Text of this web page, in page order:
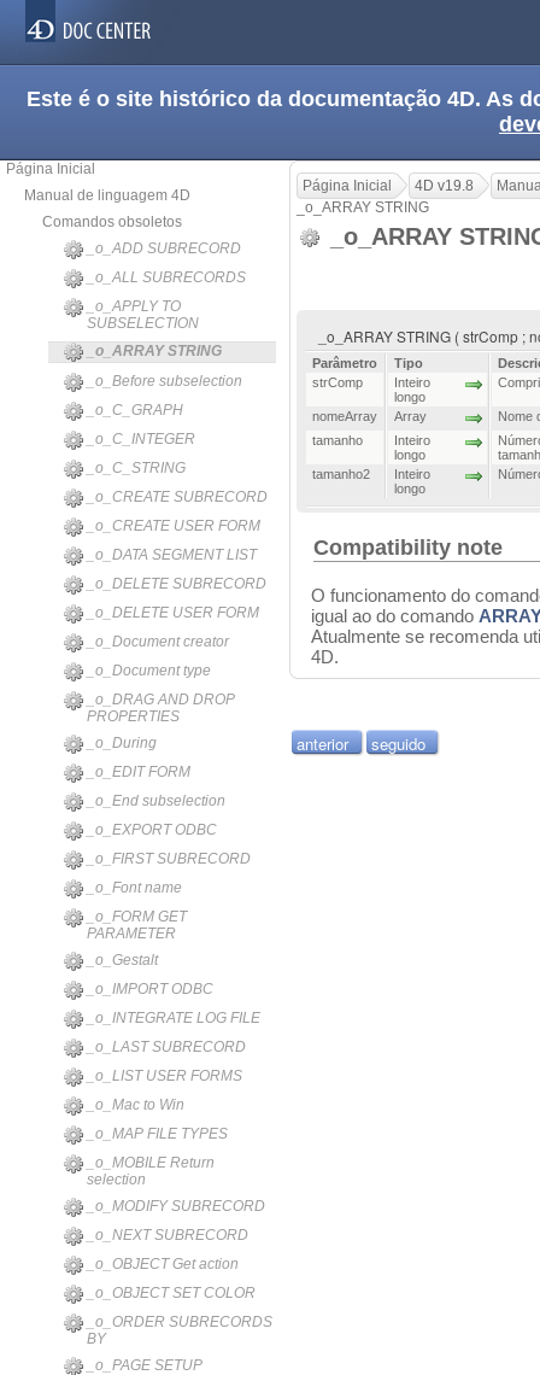
Este é o site histórico da documentação 4D. As
Página Inicial
Manual de linguagem 4D
Comandos obsoletos
_o_ADD SUBRECORD
_o_ALL SUBRECORDS
_o_APPLY TO
SUBSELECTION
_o_ARRAY STRING
_o_Before subselection
_o_C_GRAPH
_o_C_INTEGER
_o_C_STRING
_o_CREATE SUBRECORD
_o_CREATE USER FORM
_o_DATA SEGMENT LIST
_o_DELETE SUBRECORD
_o_DELETE USER FORM
_o_Document creator
_o_Document type
_o_DRAG AND DROP
PROPERTIES
_o_During
_o_EDIT FORM
_o_End subselection
_o_EXPORT ODBC
_o_FIRST SUBRECORD
_o_Font name
_o_FORM GET
PARAMETER
_o_Gestalt
_o_IMPORT ODBC
_o_INTEGRATE LOG FILE
_o_LAST SUBRECORD
_o_LIST USER FORMS
_o_Mac to Win
_o_MAP FILE TYPES
_o_MOBILE Return
selection
_o_MODIFY SUBRECORD
_o_NEXT SUBRECORD
_o_OBJECT Get action
_o_OBJECT SET COLOR
_o_ORDER SUBRECORDS
BY
_o_PAGE SETUP
Página Inicial 4D v19.8
_o_ARRAY STRING
_o_ARRAY
_o_ARRAY STRING ( strComp
Parâmetro Tipo
strComp
Inteiro
longo
nomeArray Array
Nome
tamanho
Inteiro
longo
tamanho2
Inteiro
longo
Compatibility note
O funcionamento do
igual ao do comando
Atualmente se recomenda
4D.
anterior seguido